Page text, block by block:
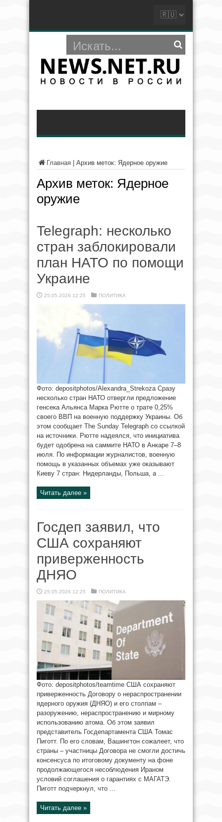
Главная Архив меток: Ядерное оружие
Архив меток: Ядерное
оружие
Telegraph: несколько
стран заблокировали
план НАТО по помощи
Украине
25.05.2026 12:25 ПОЛИТИКА
Фото: depositphotos/Alexandra_Strekoza Сразу
несколько стран НАТО отвергли предложение
генсека Альянса Марка Рютте о трате 0,25%
своего ВВП на военную поддержку Украины. Об
этом сообщает The Sunday Telegraph со ссылкой
на источники. Рютте надеялся, что инициатива
будет одобрена на саммите НАТО в Анкаре 7–8
июля. По информации журналистов, военную
помощь в указанных объемах уже оказывают
Киеву 7 стран: Нидерланды, Польша, а ...
Читать далее »
Госдеп заявил, что
США сохраняют
приверженность
ДНЯО
25.05.2026 12:25 ПОЛИТИКА
Фото: depositphotos/teamtime США сохраняют
приверженность Договору о нераспространении
ядерного оружия (ДНЯО) и его столпам –
разоружению, нераспространению и мирному
использованию атома. Об этом заявил
представитель Госдепартамента США Томас
Пиготт. По его словам, Вашингтон сожалеет, что
страны – участницы Договора не смогли достичь
консенсуса по итоговому документу на фоне
продолжающегося несоблюдения Ираном
условий соглашения о гарантиях с МАГАТЭ.
Пиготт подчеркнул, что ...
Читать далее »